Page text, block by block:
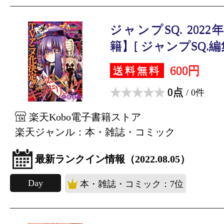
ジャンプSQ. 2022
籍】[ ジャンプSQ.編
送料無料 600円
0点 / 0件
楽天Kobo電子書籍ストア
楽天ジャンル：本・雑誌・コミック
最新ランクイン情報（2022.08.05）
Day 本・雑誌・コミック：7位